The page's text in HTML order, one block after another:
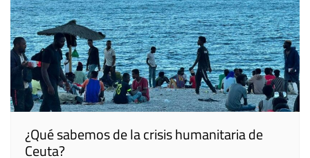
¿Qué sabemos de la crisis humanitaria de
Ceuta?